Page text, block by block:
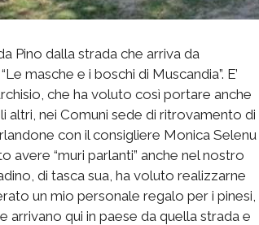
Pino dalla strada che arriva da
masche e i boschi di Muscandia”. E’
che ha voluto così portare anche
altri, nei Comuni sede di ritrovamento di
con il consigliere Monica Selenu
avere “muri parlanti” anche nel nostro
di tasca sua, ha voluto realizzarne
un mio personale regalo per i pinesi,
qui in paese da quella strada e